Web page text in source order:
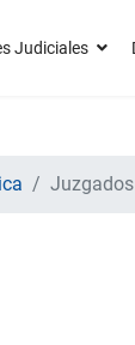
Judiciales